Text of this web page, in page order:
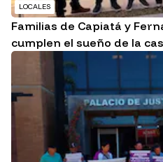
LOCALES
Familias de Capiatá y
cumplen el sueño de la